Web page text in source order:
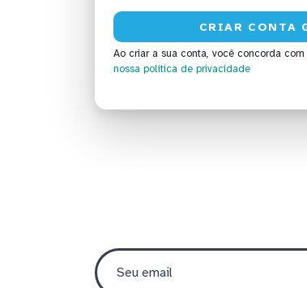
Ao criar a sua conta, você concorda com
nossa política de privacidade